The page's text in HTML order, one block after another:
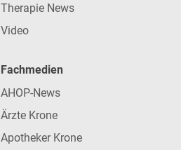
Therapie News
Video
Fachmedien
AHOP-News
Ärzte Krone
Apotheker Krone